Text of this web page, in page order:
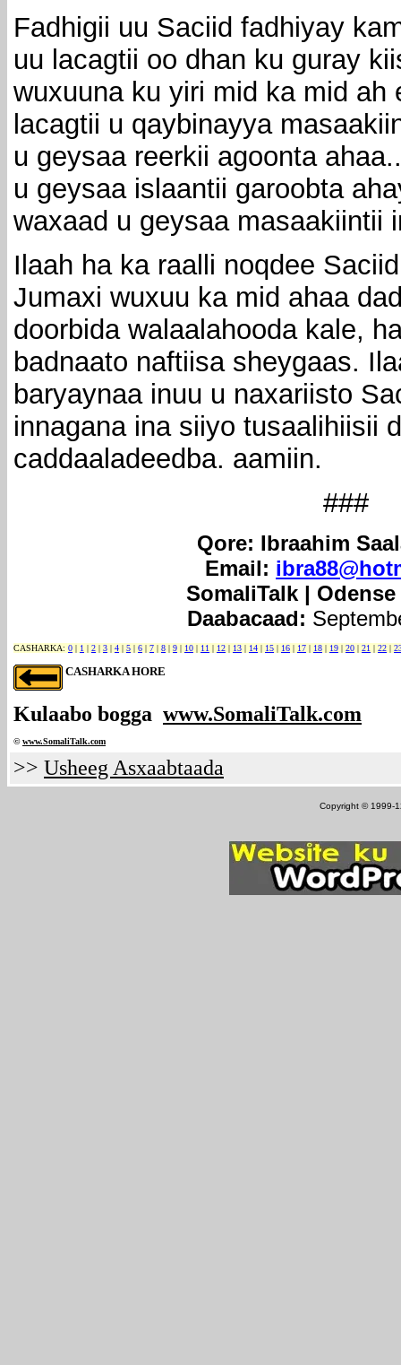
Fadhigii uu Saciid fadhiyay
uu lacagtii oo dhan ku guray
wuxuuna ku yiri mid ka mid ah
lacagtii u qaybinayya
u geysaa reerkii agoonta
u geysaa islaantii garoobta
waxaad u geysaa masaakiintii
Ilaah ha ka raalli noqdee
Jumaxi wuxuu ka mid ahaa
doorbida walaalahooda kale,
badnaato naftiisa sheygaas.
baryaynaa inuu u naxariisto
innagana ina siiyo tusaalihiisii
caddaaladeedba. aamiin.
###
Qore: Ibraahim
Email:
SomaliTalk |
Daabacaad:
CASHARKA: 0 | 1 | 2 | 3 | 4 | 5 | 6 | 7 | 8 | 9 | 10 | 11 | 12 | 13 | 14 | 15 | 16 | 17 | 18 | 19 | 20 | 21 | 22 |
CASHARKA HORE
Kulaabo bogga www.SomaliTalk.com
©www.SomaliTalk.com
>> Usheeg Asxaabtaada
Copyright © 1999-